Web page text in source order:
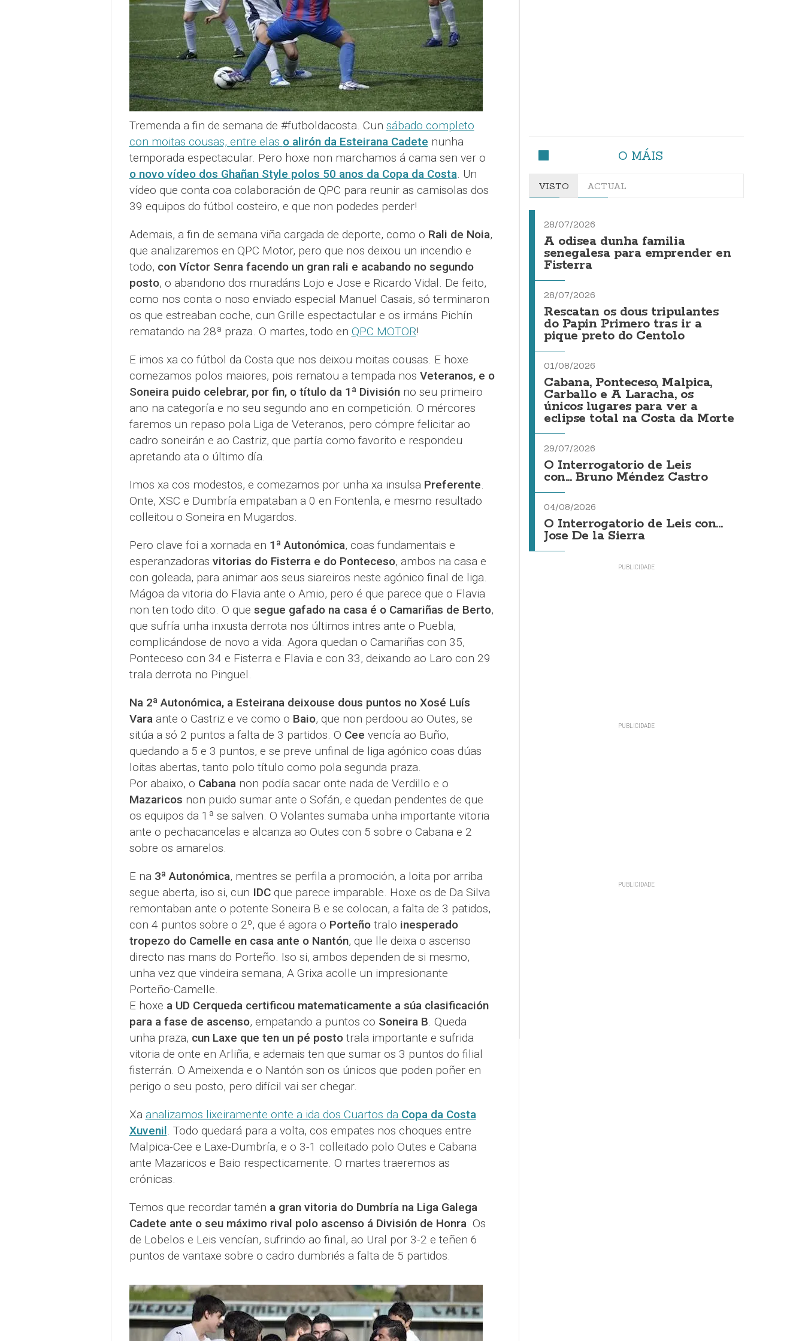
Tremenda a fin de semana de #futboldacosta. Cun sábado completo
con moitas cousas, entre elas o alirón da Esteirana Cadete nunha
temporada espectacular. Pero hoxe non marchamos á cama sen ver o
o novo vídeo dos Ghañan Style polos 50 anos da Copa da Costa. Un
vídeo que conta coa colaboración de QPC para reunir as camisolas dos
39 equipos do fútbol costeiro, e que non podedes perder!
Ademais, a fin de semana viña cargada de deporte, como o Rali de Noia,
que analizaremos en QPC Motor, pero que nos deixou un incendio e
todo, con Víctor Senra facendo un gran rali e acabando no segundo
posto, o abandono dos muradáns Lojo e Jose e Ricardo Vidal. De feito,
como nos conta o noso enviado especial Manuel Casais, só terminaron
os que estreaban coche, cun Grille espectactular e os irmáns Pichín
rematando na 28ª praza. O martes, todo en QPC MOTOR!
E imos xa co fútbol da Costa que nos deixou moitas cousas. E hoxe
comezamos polos maiores, pois rematou a tempada nos Veteranos, e o
Soneira puido celebrar, por fin, o título da 1ª Divisiónno seu primeiro
ano na categoría e no seu segundo ano en competición. O mércores
faremos un repaso pola Liga de Veteranos, pero cómpre felicitar ao
cadro soneirán e ao Castriz, que partía como favorito e respondeu
apretando ata o último día.
Imos xa cos modestos, e comezamos por unha xa insulsa Preferente.
Onte, XSC e Dumbría empataban a 0 en Fontenla, e mesmo resultado
colleitou o Soneira en Mugardos.
Pero clave foi a xornada en 1ª Autonómica, coas fundamentais e
esperanzadoras vitorias do Fisterra e do Ponteceso, ambos na casa e
con goleada, para animar aos seus siareiros neste agónico final de liga.
Mágoa da vitoria do Flavia ante o Amio, pero é que parece que o Flavia
non ten todo dito. O que segue gafado na casa é o Camariñas de Berto,
que sufría unha inxusta derrota nos últimos intres ante o Puebla,
complicándose de novo a vida. Agora quedan o Camariñas con 35,
Ponteceso con 34 e Fisterra e Flavia e con 33, deixando ao Laro con 29
trala derrota no Pinguel.
Na 2ª Autonómica, a Esteirana deixouse dous puntos no Xosé Luís
Varaante o Castriz e ve como o Baio, que non perdoou ao Outes, se
sitúa a só 2 puntos a falta de 3 partidos. O Cee vencía ao Buño,
quedando a 5 e 3 puntos, e se preve unfinal de liga agónico coas dúas
loitas abertas, tanto polo título como pola segunda praza.
Por abaixo, o Cabananon podía sacar onte nada de Verdillo e o
Mazaricos non puido sumar ante o Sofán, e quedan pendentes de que
os equipos da 1ª se salven. O Volantes sumaba unha importante vitoria
ante o pechacancelas e alcanza ao Outes con 5 sobre o Cabana e 2
sobre os amarelos.
E na 3ª Autonómica, mentres se perfila a promoción, a loita por arriba
segue aberta, iso si, cun IDCque parece imparable. Hoxe os de Da Silva
remontaban ante o potente Soneira B e se colocan, a falta de 3 patidos,
con 4 puntos sobre o 2º, que é agora o Porteñotralo inesperado
tropezo do Camelle en casa ante o Nantón, que lle deixa o ascenso
directo nas mans do Porteño. Iso si, ambos dependen de si mesmo,
unha vez que vindeira semana, A Grixa acolle un impresionante
Porteño-Camelle.
E hoxe a UD Cerqueda certificou matematicamente a súa clasificación
para a fase de ascenso, empatando a puntos co Soneira B. Queda
unha praza, cun Laxe que ten un pé postotrala importante e sufrida
vitoria de onte en Arliña, e ademais ten que sumar os 3 puntos do filial
fisterrán. O Ameixenda e o Nantón son os únicos que poden poñer en
perigo o seu posto, pero difícil vai ser chegar.
Xa analizamos lixeiramente onte a ida dos Cuartos da Copa da Costa
Xuvenil. Todo quedará para a volta, cos empates nos choques entre
Malpica-Cee e Laxe-Dumbría, e o 3-1 colleitado polo Outes e Cabana
ante Mazaricos e Baio respecticamente. O martes traeremos as
crónicas.
Temos que recordar tamén a gran vitoria do Dumbría na Liga Galega
Cadete ante o seu máximo rival polo ascenso á División de Honra. Os
de Lobelos e Leis vencían, sufrindo ao final, ao Ural por 3-2 e teñen 6
puntos de vantaxe sobre o cadro dumbriés a falta de 5 partidos.
O MÁIS
VISTO ACTUAL
28/07/2026
A odisea dunha familia
senegalesa para emprender en
Fisterra
28/07/2026
Rescatan os dous tripulantes
do Papin Primero tras ir a
pique preto do Centolo
01/08/2026
Cabana, Ponteceso, Malpica,
Carballo e A Laracha, os
únicos lugares para ver a
eclipse total na Costa da Morte
29/07/2026
O Interrogatorio de Leis
con... Bruno Méndez Castro
04/08/2026
O Interrogatorio de Leis con...
Jose De la Sierra